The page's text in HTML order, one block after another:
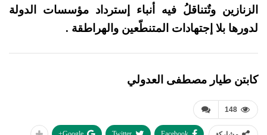
الزنازين وتٌتناقلُ فيه أنباء إسترداد مؤسسات الدولة
لدورها بلا إجتهادات المتنطّعين والهراطقة .
كابتن طيار مصطفى العدولي
148